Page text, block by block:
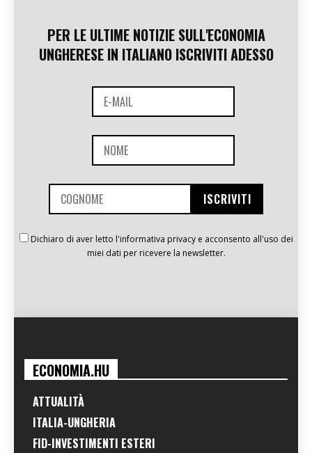
PER LE ULTIME NOTIZIE SULL'ECONOMIA
UNGHERESE IN ITALIANO ISCRIVITI ADESSO
Dichiaro di aver letto l'informativa privacy e acconsento all'uso dei
miei dati per ricevere la newsletter.
ECONOMIA.HU
ATTUALITÀ
ITALIA-UNGHERIA
FID-INVESTIMENTI ESTERI